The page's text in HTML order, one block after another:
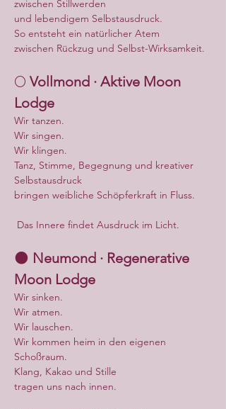
zwischen Stillwerden
und lebendigem Selbstausdruck.
So entsteht ein natürlicher Atem
zwischen Rückzug und Selbst-Wirksamkeit.
🌕 Vollmond · Aktive Moon
Lodge
Wir tanzen.
Wir singen.
Wir klingen.
Tanz, Stimme, Begegnung und kreativer
Selbstausdruck
bringen weibliche Schöpferkraft in Fluss.
Das Innere findet Ausdruck im Licht.
🌑 Neumond · Regenerative
Moon Lodge
Wir sinken.
Wir atmen.
Wir lauschen.
Wir kommen heim in den eigenen
Schoßraum.
Klang, Kakao und Stille
tragen uns nach innen.